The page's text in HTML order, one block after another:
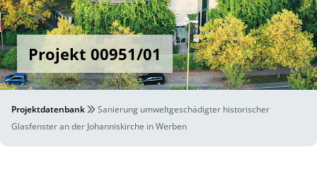
Projekt 00951/01
Projektdatenbank
Sanierung umweltgeschädigter historischer
Glasfenster an der Johanniskirche in Werben